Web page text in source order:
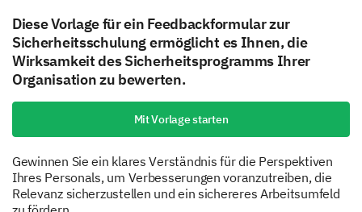
Diese Vorlage für ein Feedbackformular zur
Sicherheitsschulung ermöglicht es Ihnen, die
Wirksamkeit des Sicherheitsprogramms Ihrer
Organisation zu bewerten.
Mit Vorlage starten
Gewinnen Sie ein klares Verständnis für die Perspektiven
Ihres Personals, um Verbesserungen voranzutreiben, die
Relevanz sicherzustellen und ein sichereres Arbeitsumfeld